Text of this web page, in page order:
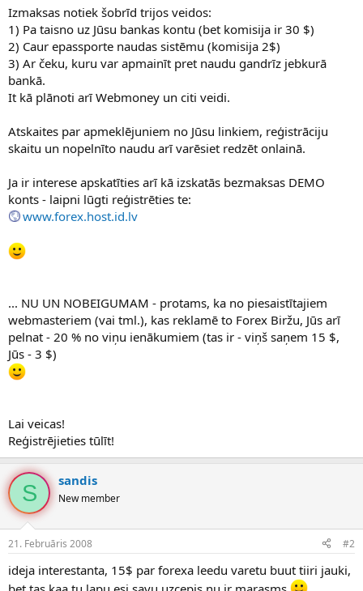
Izmaksas notiek šobrīd trijos veidos:
1) Pa taisno uz Jūsu bankas kontu (bet komisija ir 30 $)
2) Caur epassporte naudas sistēmu (komisija 2$)
3) Ar čeku, kuru var apmainīt pret naudu gandrīz jebkurā
bankā.
It kā plānoti arī Webmoney un citi veidi.
Atskaites par apmeklējuniem no Jūsu linkiem, reģistrāciju
skaitu un nopelnīto naudu arī varēsiet redzēt onlainā.
Ja ir interese apskatīties arī kā izskatās bezmaksas DEMO
konts - laipni lūgti reģistrēties te:
www.forex.host.id.lv
... NU UN NOBEIGUMAM - protams, ka no piesaistītajiem
webmasteriem (vai tml.), kas reklamē to Forex Biržu, Jūs arī
pelnat - 20 % no viņu ienākumiem (tas ir - viņš saņem 15 $,
Jūs - 3 $)
Lai veicas!
Reģistrējieties tūlīt!
S sandis
New member
21. Februāris 2008 #2
ideja interestanta, 15$ par forexa leedu varetu buut tiiri jauki,